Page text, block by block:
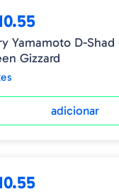
Yamamoto D-Shad
Gizzard
adicionar